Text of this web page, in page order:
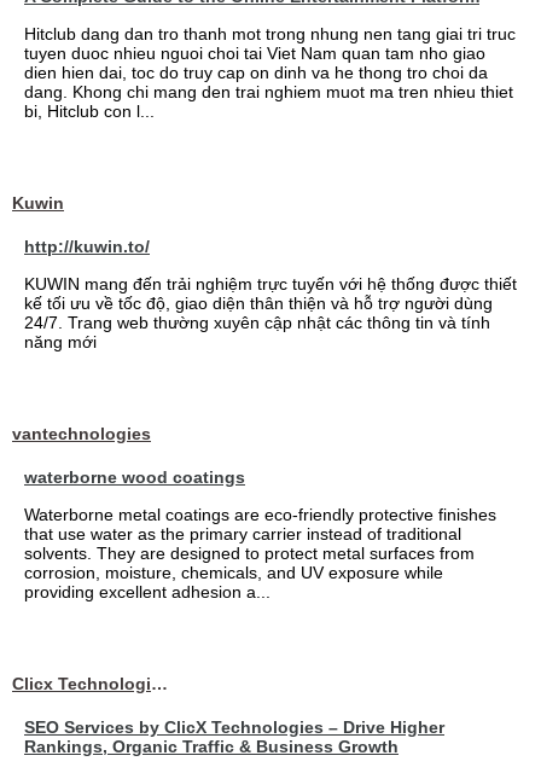
Hitclub dang dan tro thanh mot trong nhung nen tang giai tri truc
tuyen duoc nhieu nguoi choi tai Viet Nam quan tam nho giao
dien hien dai, toc do truy cap on dinh va he thong tro choi da
dang. Khong chi mang den trai nghiem muot ma tren nhieu thiet
bi, Hitclub con l...
Kuwin
http://kuwin.to/
KUWIN mang đến trải nghiệm trực tuyến với hệ thống được thiết
kế tối ưu về tốc độ, giao diện thân thiện và hỗ trợ người dùng
24/7. Trang web thường xuyên cập nhật các thông tin và tính
năng mới
vantechnologies
waterborne wood coatings
Waterborne metal coatings are eco-friendly protective finishes
that use water as the primary carrier instead of traditional
solvents. They are designed to protect metal surfaces from
corrosion, moisture, chemicals, and UV exposure while
providing excellent adhesion a...
Clicx Technologies
SEO Services by ClicX Technologies – Drive Higher
Rankings, Organic Traffic & Business Growth